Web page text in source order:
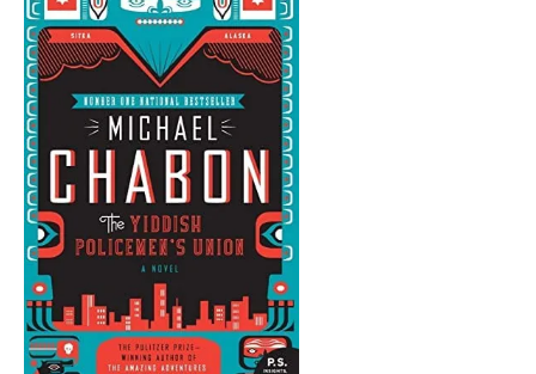
Victor Sosea – Designer
PRIETENI DIN AFARA BRESLEI
GloryBox.ro
Vreau-schimbare.ro
PRIETENI DIN BREASLA
Filme-Carti.ro